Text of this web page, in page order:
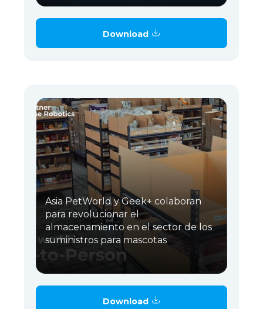
Download
Asia PetWorld y Geek+ colaboran
para revolucionar el
almacenamiento en el sector de los
suministros para mascotas
Download